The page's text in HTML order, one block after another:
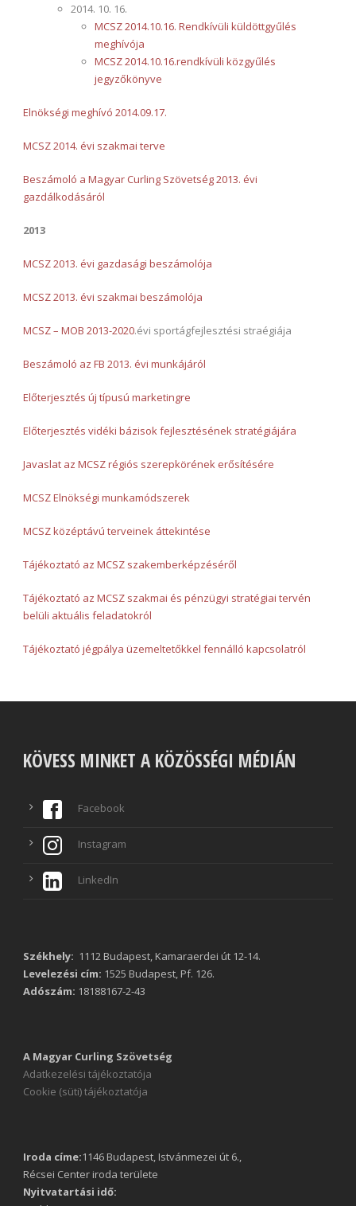
2014. 10. 16.
MCSZ 2014.10.16. Rendkívüli küldöttgyűlés
meghívója
MCSZ 2014.10.16.rendkívüli közgyűlés
jegyzőkönyve
Elnökségi meghívó 2014.09.17.
MCSZ 2014. évi szakmai terve
Beszámoló a Magyar Curling Szövetség 2013. évi
gazdálkodásáról
2013
MCSZ 2013. évi gazdasági beszámolója
MCSZ 2013. évi szakmai beszámolója
MCSZ – MOB 2013-2020.évi sportágfejlesztési straégiája
Beszámoló az FB 2013. évi munkájáról
Előterjesztés új típusú marketingre
Előterjesztés vidéki bázisok fejlesztésének stratégiájára
Javaslat az MCSZ régiós szerepkörének erősítésére
MCSZ Elnökségi munkamódszerek
MCSZ középtávú terveinek áttekintése
Tájékoztató az MCSZ szakemberképzéséről
Tájékoztató az MCSZ szakmai és pénzügyi stratégiai tervén
belüli aktuális feladatokról
Tájékoztató jégpálya üzemeltetőkkel fennálló kapcsolatról
KÖVESS MINKET A KÖZÖSSÉGI MÉDIÁN
Facebook
Instagram
LinkedIn
Székhely: 1112 Budapest, Kamaraerdei út 12-14.
Levelezési cím: 1525 Budapest, Pf. 126.
Adószám: 18188167-2-43
A Magyar Curling Szövetség
Adatkezelési tájékoztatója
Cookie (süti) tájékoztatója
Iroda címe:1146 Budapest, Istvánmezei út 6.,
Récsei Center iroda területe
Nyitvatartási idő: